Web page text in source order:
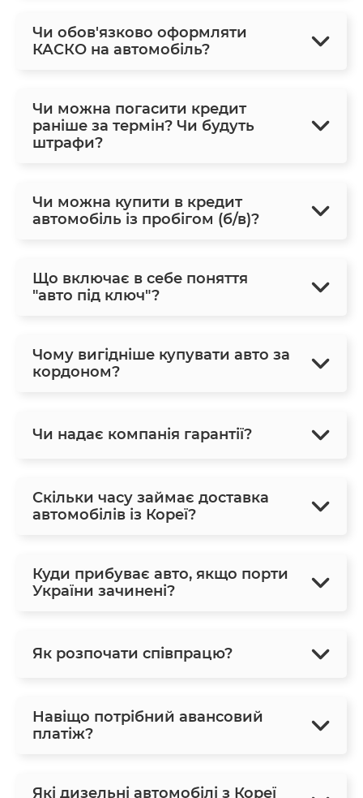
Чи обов'язково оформляти
КАСКО на автомобіль?
Чи можна погасити кредит
раніше за термін? Чи будуть
штрафи?
Чи можна купити в кредит
автомобіль із пробігом (б/в)?
Що включає в себе поняття
"авто під ключ"?
Чому вигідніше купувати авто за
кордоном?
Чи надає компанія гарантії?
Скільки часу займає доставка
автомобілів із Кореї?
Куди прибуває авто, якщо порти
України зачинені?
Як розпочати співпрацю?
Навіщо потрібний авансовий
платіж?
Які дизельні автомобілі з Кореї